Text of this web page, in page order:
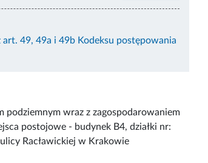
49, 49a i 49b Kodeksu postępowania
podziemnym wraz z zagospodarowaniem
postojowe - budynek B4, działki nr:
Racławickiej w Krakowie